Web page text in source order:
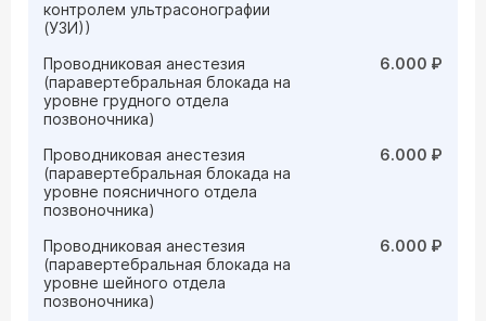
контролем ультрасонографии
(УЗИ))
Проводниковая анестезия
(паравертебральная блокада на
уровне грудного отдела
позвоночника)
6.000 ₽
Проводниковая анестезия
(паравертебральная блокада на
уровне поясничного отдела
позвоночника)
6.000 ₽
Проводниковая анестезия
(паравертебральная блокада на
уровне шейного отдела
позвоночника)
6.000 ₽